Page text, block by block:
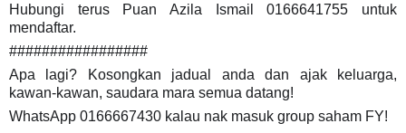
Hubungi terus Puan Azila Ismail 0166641755 untuk
mendaftar.
#################
Apa lagi? Kosongkan jadual anda dan ajak keluarga,
kawan-kawan, saudara mara semua datang!
WhatsApp 0166667430 kalau nak masuk group saham FY!